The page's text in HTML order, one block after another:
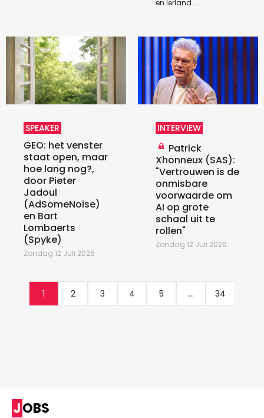
en Ierland....
SPEAKER
GEO: het venster
staat open, maar
hoe lang nog?,
door Pieter
Jadoul
(AdSomeNoise)
en Bart
Lombaerts
(Spyke)
Zondag 12 Juli 2026
INTERVIEW
Patrick
Xhonneux (SAS):
"Vertrouwen is de
onmisbare
voorwaarde om
AI op grote
schaal uit te
rollen"
Zondag 12 Juli 2026
1 2 3 4 5 ... 34
JOBS